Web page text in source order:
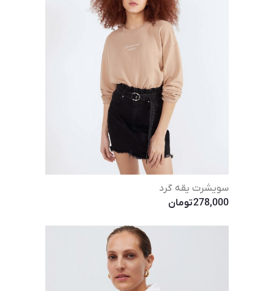
سویشرت یقه گرد
278,000تومان